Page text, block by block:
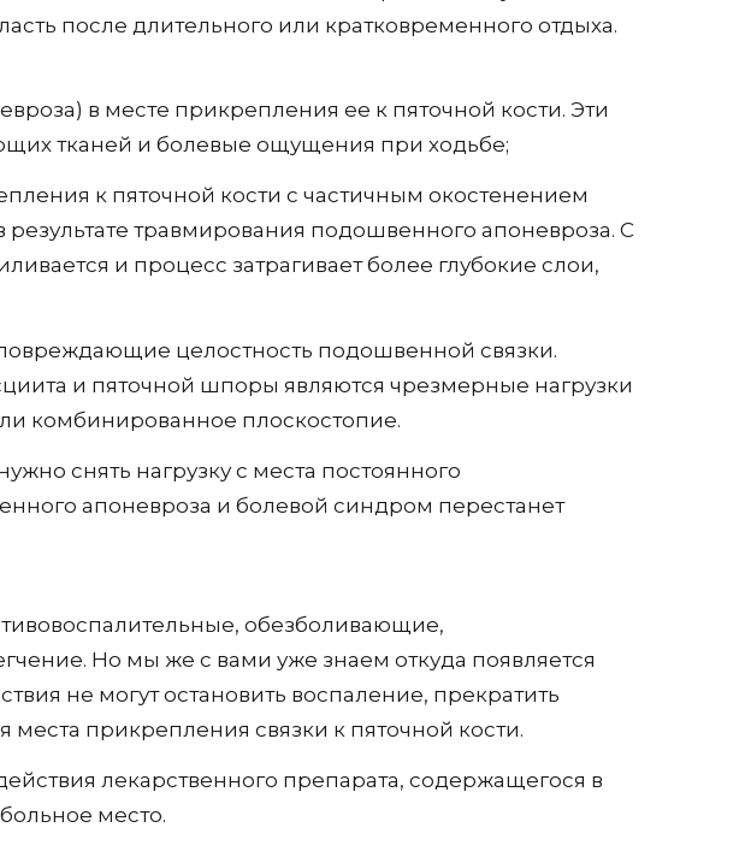
после длительного или кратковременного отдыха.
в месте прикрепления ее к пяточной кости. Эти
тканей и болевые ощущения при ходьбе;
к пяточной кости с частичным окостенением
травмирования подошвенного апоневроза. С
и процесс затрагивает более глубокие слои,
целостность подошвенной связки.
и пяточной шпоры являются чрезмерные нагрузки
комбинированное плоскостопие.
снять нагрузку с места постоянного
апоневроза и болевой синдром перестанет
обезболивающие,
Но мы же с вами уже знаем откуда появляется
не могут остановить воспаление, прекратить
прикрепления связки к пяточной кости.
лекарственного препарата, содержащегося в
место.